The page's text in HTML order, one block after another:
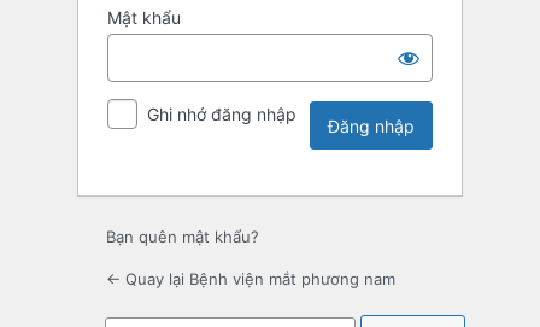
Mật khẩu
Ghi nhớ đăng nhập
Bạn quên mật khẩu?
← Quay lại Bệnh viện mắt phương nam